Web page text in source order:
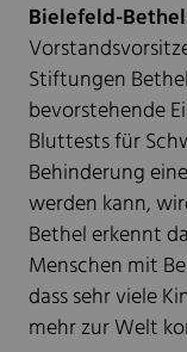
Bielefeld-
Stiftungen
bevorstehende
Bluttests für
Behinderung
werden kann,
Bethel erkennt
Menschen mit
dass sehr viele
mehr zur Welt